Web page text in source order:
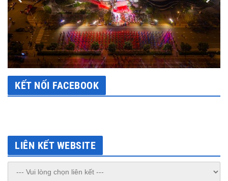
KẾT NỐI FACEBOOK
LIÊN KẾT WEBSITE